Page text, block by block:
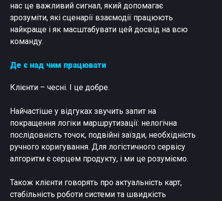
нас це важливий сигнал, який допомагає
зрозуміти, які сценарії взаємодії працюють
найкраще і як масштабувати цей досвід на всю
команду.
Де є над чим працювати
Клієнти – чесні. І це добре.
Найчастіше у відгуках звучить запит на
покращення логіки маршрутизації: нелогічна
послідовність точок, подвійні заїзди, необхідність
ручного коригування. Для логістичного сервісу
алгоритм є серцем продукту, і ми це розуміємо.
Також клієнти говорять про актуальність карт,
стабільність роботи системи та швидкість